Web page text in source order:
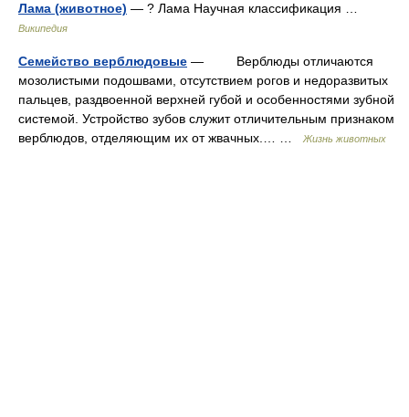
Лама (животное) — ? Лама Научная классификация …
Википедия
Семейство верблюдовые — Верблюды отличаются
мозолистыми подошвами, отсутствием рогов и недоразвитых
пальцев, раздвоенной верхней губой и особенностями зубной
системой. Устройство зубов служит отличительным признаком
верблюдов, отделяющим их от жвачных.… …
Жизнь животных